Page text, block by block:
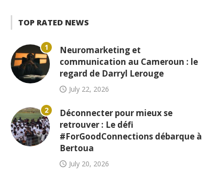
TOP RATED NEWS
1
Neuromarketing et
communication au Cameroun : le
regard de Darryl Lerouge
July 22, 2026
2
Déconnecter pour mieux se
retrouver : Le défi
#ForGoodConnections débarque à
Bertoua
July 20, 2026